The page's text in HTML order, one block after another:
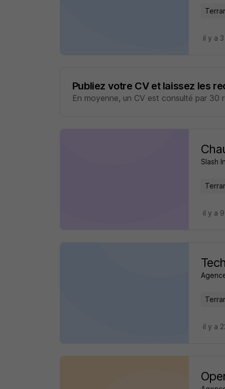
il y a
Publiez votre CV et laissez les
En moyenne, un CV est consulté par 30
Slash
il y a
il y a